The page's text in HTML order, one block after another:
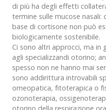
di più ha degli effetti
termine sulle mucose
base di cortisone non può
biologicamente sostenibile.
Ci sono altri approcci, ma in
agli specializzandi otorino;
spesso non ne hanno mai
sono addirittura introvabili
omeopatica, fitoterapica o
ozonoterapia,